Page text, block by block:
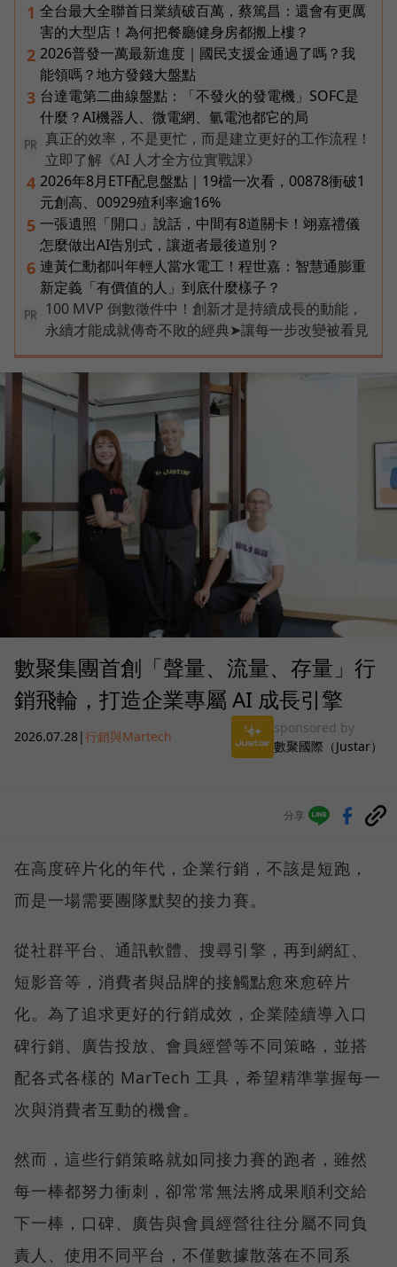
1 全台最大全聯首日業績破百萬，蔡篤昌：還會有更厲
害的大型店！為何把餐廳健身房都搬上樓？
2 2026普發一萬最新進度｜國民支援金通過了嗎？我
能領嗎？地方發錢大盤點
3 台達電第二曲線盤點：「不發火的發電機」SOFC是
什麼？AI機器人、微電網、氫電池都它的局
PR
真正的效率，不是更忙，而是建立更好的工作流程！
立即了解《AI 人才全方位實戰課》
4 2026年8月ETF配息盤點｜19檔一次看，00878衝破1
元創高、00929殖利率逾16%
5 一張遺照「開口」說話，中間有8道關卡！翊嘉禮儀
怎麼做出AI告別式，讓逝者最後道別？
6 連黃仁勳都叫年輕人當水電工！程世嘉：智慧通膨重
新定義「有價值的人」到底什麼樣子？
PR
100 MVP 倒數徵件中！創新才是持續成長的動能，
永續才能成就傳奇不敗的經典➤讓每一步改變被看見
數聚集團首創「聲量、流量、存量」行
銷飛輪，打造企業專屬 AI 成長引擎
2026.07.28|行銷與Martech
sponsored by
數聚國際（Justar）
分享
在高度碎片化的年代，企業行銷，不該是短跑，
而是一場需要團隊默契的接力賽。
從社群平台、通訊軟體、搜尋引擎，再到網紅、
短影音等，消費者與品牌的接觸點愈來愈碎片
化。為了追求更好的行銷成效，企業陸續導入口
碑行銷、廣告投放、會員經營等不同策略，並搭
配各式各樣的 MarTech 工具，希望精準掌握每一
次與消費者互動的機會。
然而，這些行銷策略就如同接力賽的跑者，雖然
每一棒都努力衝刺，卻常常無法將成果順利交給
下一棒，口碑、廣告與會員經營往往分屬不同負
責人、使用不同平台，不僅數據散落在不同系